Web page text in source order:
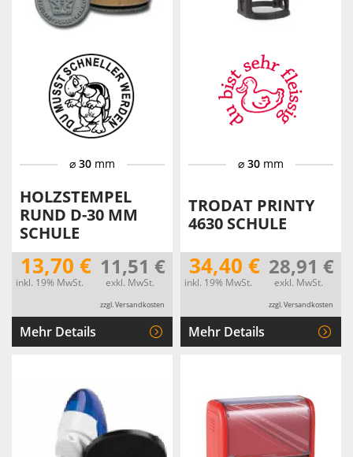
⌀ 30 mm
HOLZSTEMPEL
RUND D-30 MM
SCHULE
13,70 €
inkl. 19% MwSt.
11,51 €
exkl. MwSt.
zzgl. Versandkosten
Mehr Details
⌀ 30 mm
TRODAT PRINTY
4630 SCHULE
34,40 €
inkl. 19% MwSt.
28,91 €
exkl. MwSt.
zzgl. Versandkosten
Mehr Details